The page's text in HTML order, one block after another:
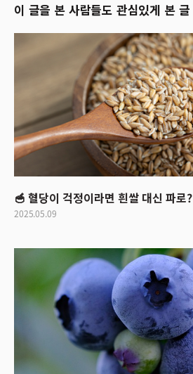
이 글을 본 사람들도 관심있게 본 글
🥣 혈당이 걱정이라면 흰쌀 대신 파로?
2025.05.09